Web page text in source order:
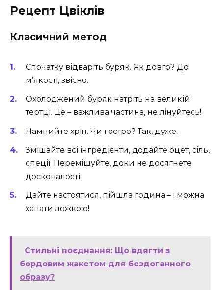
Рецепт Цвіклів
Класичний метод
Спочатку відваріть буряк. Як довго? До
м’якості, звісно.
Охолоджений буряк натріть на великій
тертці. Це – важлива частина, не лінуйтесь!
Намнийте хрін. Чи гостро? Так, дуже.
Змішайте всі інгредієнти, додайте оцет, сіль,
спеції. Перемішуйте, доки не досягнете
досконалості.
Дайте настоятися, пійшла година – і можна
хапати ложкою!
Стильні поєднання: Що вдягти з
бордовим жакетом для бездоганного
образу?